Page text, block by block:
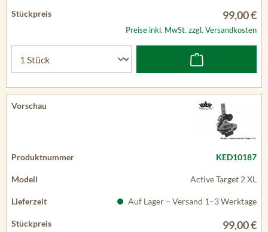
99,00 €
Preise inkl. MwSt. zzgl. Versandkosten
KED10187
Active Target 2 XL
Auf Lager – Versand 1–3 Werktage
99,00 €